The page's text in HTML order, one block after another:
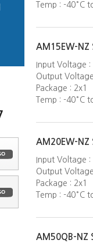
Temp : -40°C
AM15EW-NZ
Input Voltage
Output
Package : 2x1
Temp : -40°C
AM20EW-NZ
Input Voltage
Output
Package : 2x1
Temp : -40°C
AM50QB-NZ